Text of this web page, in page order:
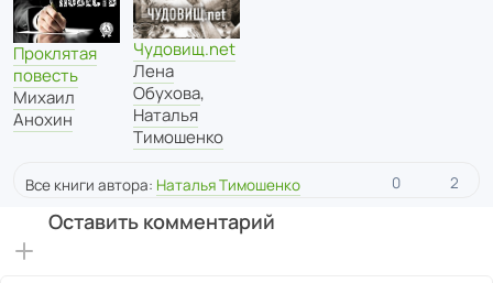
Проклятая
повесть
Михаил
Анохин
Чудовищ.net
Лена
Обухова,
Наталья
Тимошенко
Все книги автора: Наталья Тимошенко 0 2
Оставить комментарий